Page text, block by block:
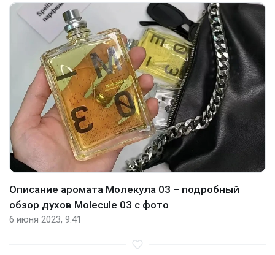
Описание аромата Молекула 03 – подробный
обзор духов Molecule 03 с фото
6 июня 2023, 9:41